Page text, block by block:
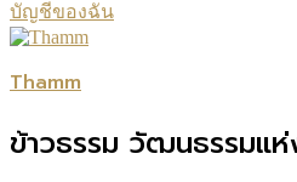
บัญชีของฉัน
Thamm
ข้าวธรรม วัฒนธรรมแ